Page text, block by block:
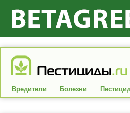
Вредители Болезни